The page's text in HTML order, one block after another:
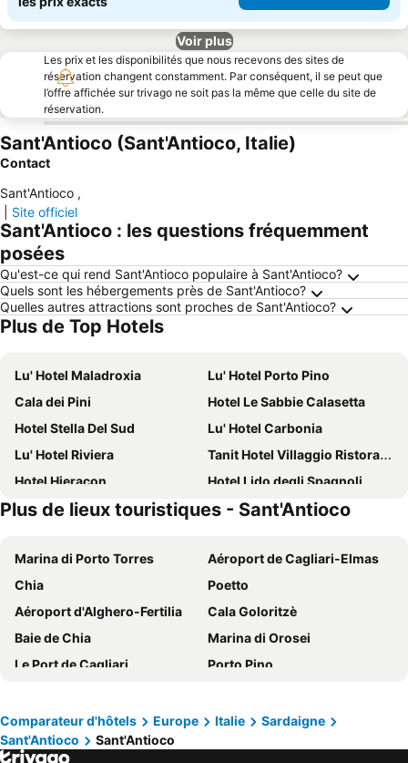
Voir plus
Les prix et les disponibilités que nous recevons des sites de
réservation changent constamment. Par conséquent, il se peut que
l’offre affichée sur trivago ne soit pas la même que celle du site de
réservation.
Sant'Antioco (Sant'Antioco, Italie)
Contact
Sant'Antioco ,
Site officiel
Sant'Antioco : les questions fréquemment
posées
Qu'est-ce qui rend Sant'Antioco populaire à Sant'Antioco?
Quels sont les hébergements près de Sant'Antioco?
Quelles autres attractions sont proches de Sant'Antioco?
Plus de Top Hotels
Lu' Hotel Maladroxia
Lu' Hotel Porto Pino
Cala dei Pini
Hotel Le Sabbie Calasetta
Hotel Stella Del Sud
Lu' Hotel Carbonia
Lu' Hotel Riviera
Tanit Hotel Villaggio Ristorante
Hotel Hieracon
Hotel Lido degli Spagnoli
Hotel Del Corso
Hotel Don Pedro
Hotel Paola
Hotel I Colori
Hotel Luci del Faro
Nichotel
Hotel Ristorante Moderno
Isola Antica
Hotel California
Mercury Boutique Hotel
Mercury Beach Hotel
Hotel Villa Pimpina
Solki Boutique Hotel
Hotel Monte Sirai
Hotel Galman
Plus de lieux touristiques - Sant'Antioco
Marina di Porto Torres
Aéroport de Cagliari-Elmas
Chia
Poetto
Aéroport d'Alghero-Fertilia
Cala Goloritzè
Baie de Chia
Marina di Orosei
Le Port de Cagliari
Porto Pino
Latte Dolce
Maria Pia beach
Punta Molentis
Comparateur d'hôtels Europe Italie
Sardaigne
Sant'Antioco
Sant'Antioco